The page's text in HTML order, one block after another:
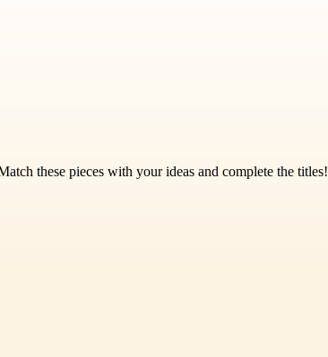
these pieces with your ideas and complete the titles!